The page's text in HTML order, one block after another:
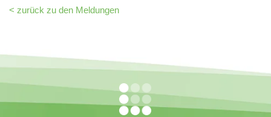
< zurück zu den Meldungen